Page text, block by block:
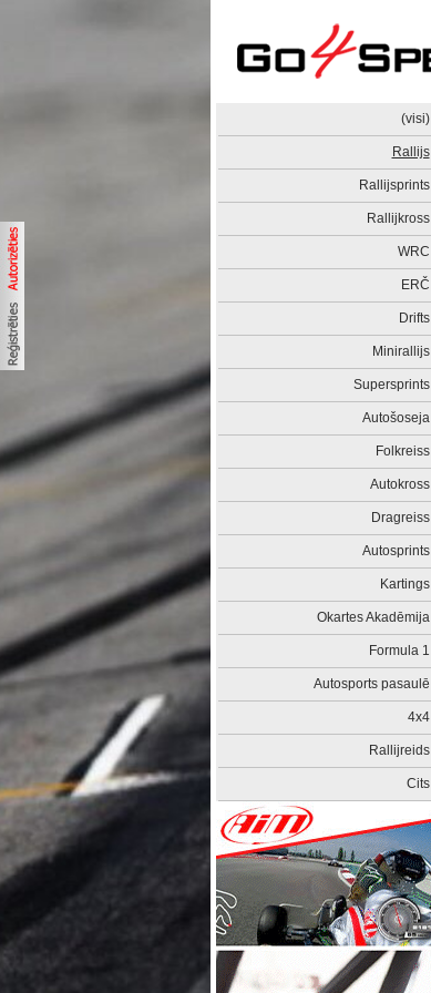
(visi)
Rallijs
Rallijsprints
Rallijkross
WRC
ERČ
Drifts
Minirallijs
Supersprints
Autošoseja
Folkreiss
Autokross
Dragreiss
Autosprints
Kartings
Okartes Akadēmija
Formula 1
Autosports pasaulē
4x4
Rallijreids
Cits